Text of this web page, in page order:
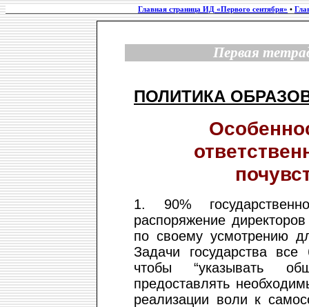
Главная страница ИД «Первого сентября» •
Первая
ПОЛИТИКА
1. 90%
распоряжение
по своему усмотрению
Задачи государства
чтобы “указывать
предоставлять
реализации воли к